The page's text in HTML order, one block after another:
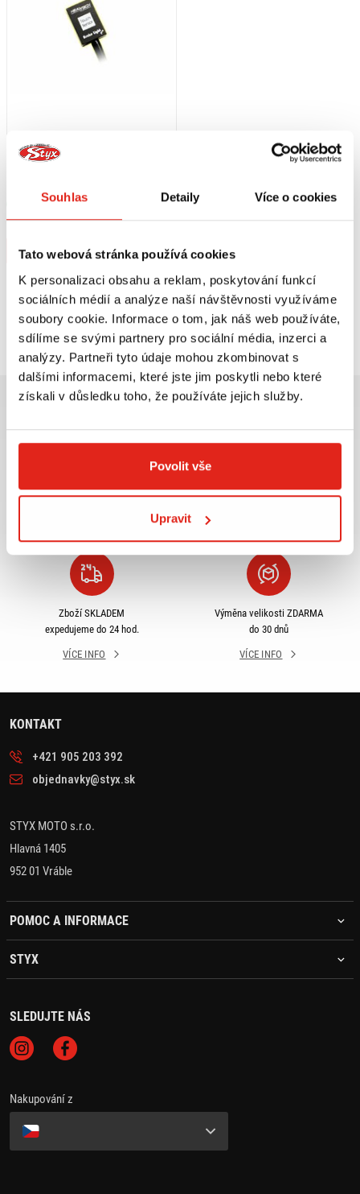
Souhlas Detaily Více o cookies
Tato webová stránka používá cookies
K personalizaci obsahu a reklam, poskytování funkcí
sociálních médií a analýze naší návštěvnosti využíváme
soubory cookie. Informace o tom, jak náš web používáte,
sdílíme se svými partnery pro sociální média, inzerci a
analýzy. Partneři tyto údaje mohou zkombinovat s
dalšími informacemi, které jste jim poskytli nebo které
získali v důsledku toho, že používáte jejich služby.
Povolit vše
Upravit
1 209 Kč s DPH
Skladem
V 5 prodejnách
Koupit
Prohlédli jste si1z1 produktů
odběru
rámci ČR
Zboží SKLADEM
expedujeme do 24 hod.
VÍCE INFO
Výměna velikosti ZDARMA
do 30 dnů
VÍCE INFO
KONTAKT
+421 905 203 392
objednavky@styx.sk
STYX MOTO s.r.o.
Hlavná 1405
952 01 Vráble
POMOC A INFORMACE
STYX
SLEDUJTE NÁS
Nakupování z